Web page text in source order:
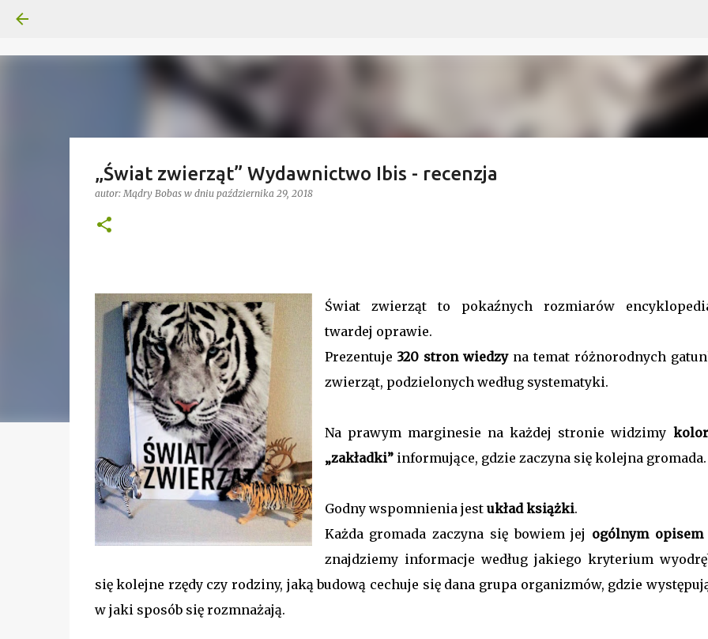
„Świat zwierząt” Wydawnictwo Ibis - recenzja
autor:Mądry Bobas w dniu października 29, 2018
Świat zwierząt to pokaźnych rozmiarów
twardej oprawie.
Prezentuje 320 stron wiedzyna temat różnorodnych
zwierząt, podzielonych według systematyki.
Na prawym marginesie na każdej stronie widzimy
„zakładki” informujące, gdzie zaczyna się kolejna gromada.
Godny wspomnienia jest układ książki.
Każda gromada zaczyna się bowiem jej ogólnym
znajdziemy informacje według jakiego kryterium
się kolejne rzędy czy rodziny, jaką budową cechuje się dana grupa organizmów, gdzie
w jaki sposób się rozmnażają.